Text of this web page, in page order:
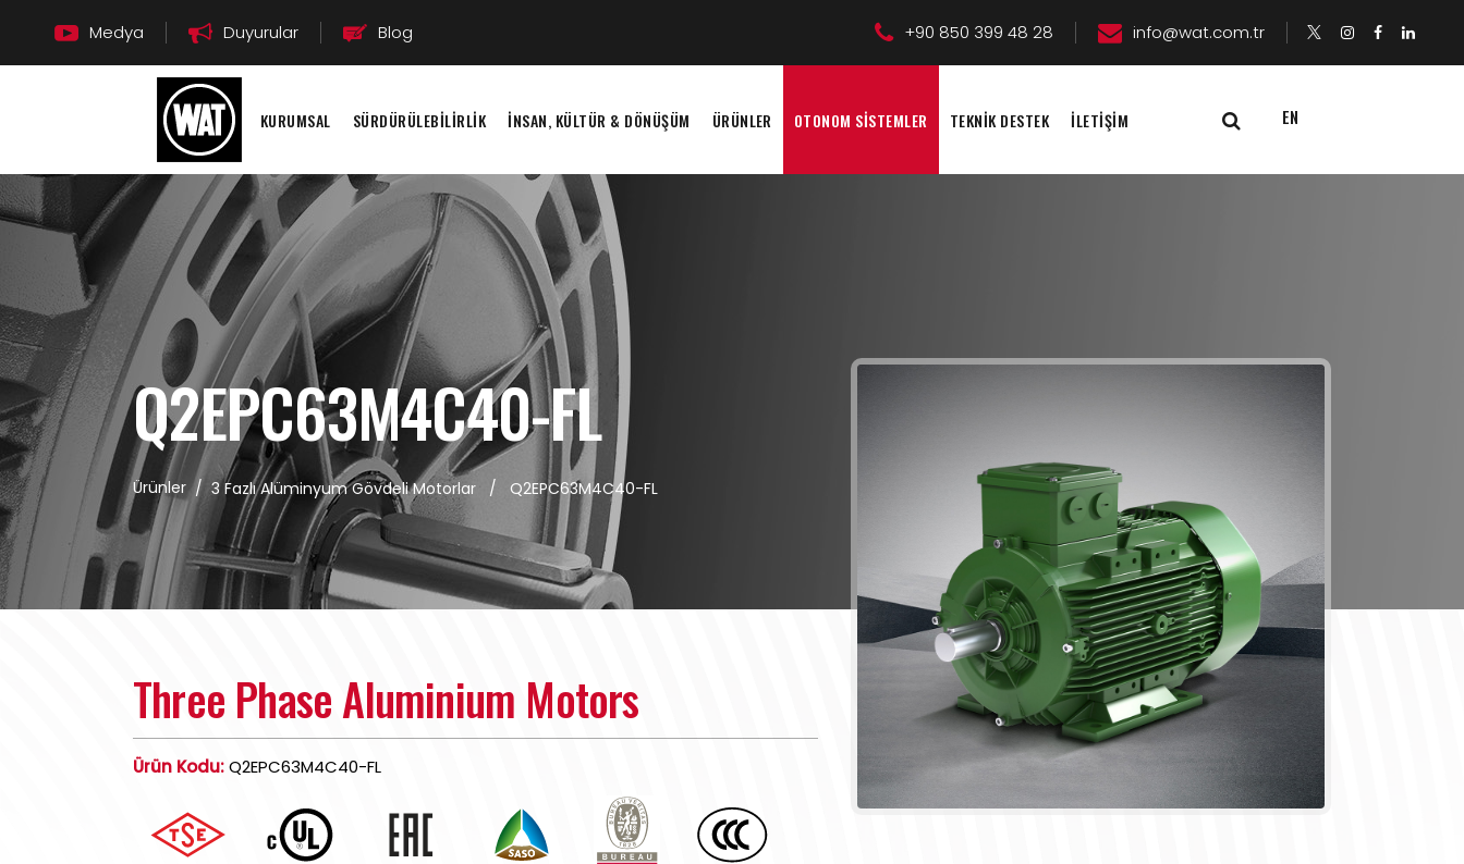
Medya Duyurular Blog +90 850 399 48 28 info@wat.com.tr
KURUMSAL SÜRDÜRÜLEBİLİRLİK İNSAN, KÜLTÜR & DÖNÜŞÜM ÜRÜNLER OTONOM SİSTEMLER TEKNİK DESTEK İLETİŞİM EN
Q2EPC63M4C40-FL
Ürünler/ 3 Fazlı Alüminyum Gövdeli Motorlar / Q2EPC63M4C40-FL
Three Phase Aluminium Motors
Ürün Kodu:Q2EPC63M4C40-FL